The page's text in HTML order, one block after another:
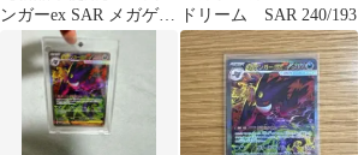
ンガーex SAR メガゲン
ガーex MA ２枚セット
ドリーム SAR 240/193